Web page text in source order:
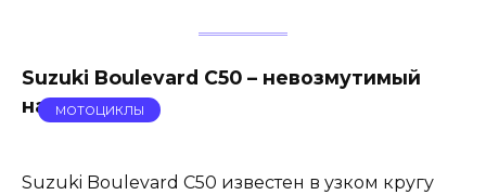
Suzuki Boulevard C50 – невозмутимый
нарушитель
МОТОЦИКЛЫ
Suzuki Boulevard C50 известен в узком кругу